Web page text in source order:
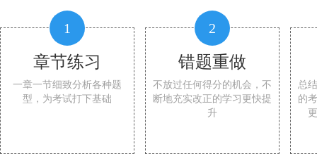
1
章节练习
一章一节细致分析各种题
型，为考试打下基础
2
错题重做
不放过任何得分的机会，不
断地充实改正的学习更快提
升
总
的